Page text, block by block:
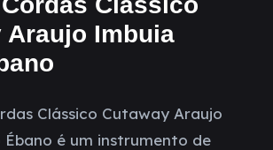
Araujo Imbuia
Clássico Cutaway Araujo
é um instrumento de